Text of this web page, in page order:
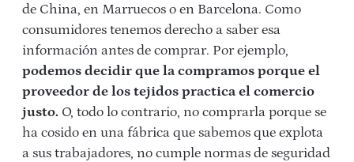
de China, en Marruecos o en Barcelona. Como
consumidores tenemos derecho a saber esa
información antes de comprar. Por ejemplo,
podemos decidir que la compramos porque el
proveedor de los tejidos practica el comercio
justo. O, todo lo contrario, no comprarla porque se
ha cosido en una fábrica que sabemos que explota
a sus trabajadores, no cumple normas de seguridad